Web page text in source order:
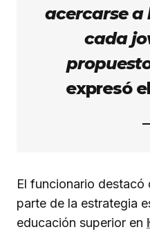
acercarse a
cada
expresó
El funcionario destacó
parte de la estrategia
educación superior en